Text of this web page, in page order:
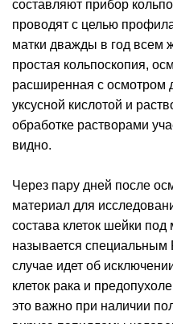
составляют прибор
проводят с целью
матки дважды в год всем
простая кольпоскопия,
расширенная с осмотром
уксусной кислотой и
обработке растворами
видно.
Через пару дней после
материал для
состава клеток шейки
называется специальным
случае идет об
клеток рака и
это важно при наличии